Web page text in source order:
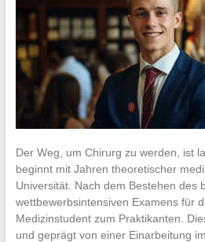
Der Weg, um Chirurg zu werden, ist
beginnt mit Jahren theoretischer
Universität. Nach dem Bestehen des
wettbewerbsintensiven Examens für
Medizinstudent zum Praktikanten.
und geprägt von einer Einarbeitung